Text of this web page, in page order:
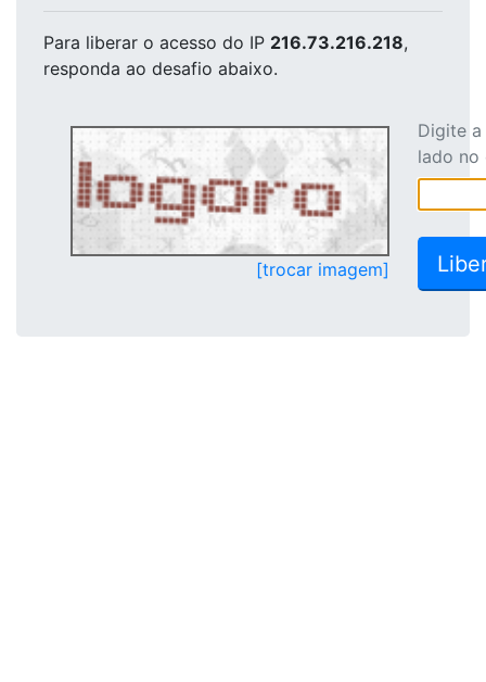
Para liberar o acesso do IP 216.73.216.218,
responda ao desafio abaixo.
[trocar imagem]
Digite
lado no